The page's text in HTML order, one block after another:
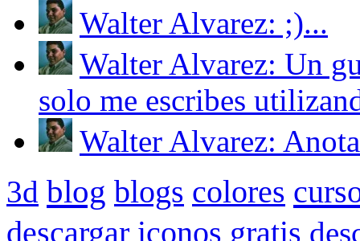
Walter Alvarez: ;)...
Walter Alvarez: Un
solo me escribes
Walter Alvarez:
3d blog blogs colores
descargar iconos gratis